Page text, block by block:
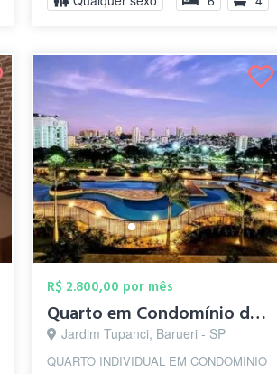
R$ 2.800,00 por mês
Quarto em Condomínio de Alto Padrão Baru...
Jardim Tupanci, Barueri - SP
QUARTO INDIVIDUAL EM CONDOMINIO